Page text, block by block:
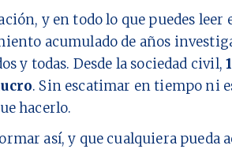
y en todo lo que puedes leer
acumulado de años
y todas. Desde la sociedad civil,
. Sin escatimar en tiempo ni
hacerlo.
así, y que cualquiera pueda